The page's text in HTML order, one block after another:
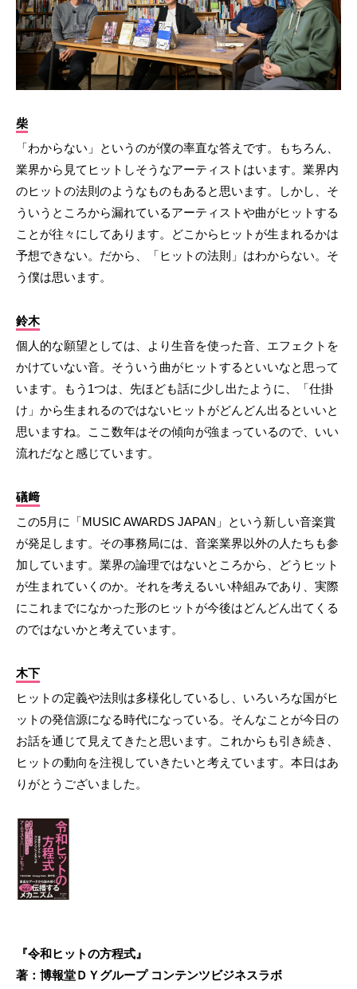
柴
「わからない」というのが僕の率直な答えです。もちろん、
業界から見てヒットしそうなアーティストはいます。業界内
のヒットの法則のようなものもあると思います。しかし、そ
ういうところから漏れているアーティストや曲がヒットする
ことが往々にしてあります。どこからヒットが生まれるかは
予想できない。だから、「ヒットの法則」はわからない。そ
う僕は思います。
鈴木
個人的な願望としては、より生音を使った音、エフェクトを
かけていない音。そういう曲がヒットするといいなと思って
います。もう1つは、先ほども話に少し出たように、「仕掛
け」から生まれるのではないヒットがどんどん出るといいと
思いますね。ここ数年はその傾向が強まっているので、いい
流れだなと感じています。
礒﨑
この5月に「MUSIC AWARDS JAPAN」という新しい音楽賞
が発足します。その事務局には、音楽業界以外の人たちも参
加しています。業界の論理ではないところから、どうヒット
が生まれていくのか。それを考えるいい枠組みであり、実際
にこれまでになかった形のヒットが今後はどんどん出てくる
のではないかと考えています。
木下
ヒットの定義や法則は多様化しているし、いろいろな国がヒ
ットの発信源になる時代になっている。そんなことが今日の
お話を通じて見えてきたと思います。これからも引き続き、
ヒットの動向を注視していきたいと考えています。本日はあ
りがとうございました。
『令和ヒットの方程式』
著：博報堂ＤＹグループ コンテンツビジネスラボ